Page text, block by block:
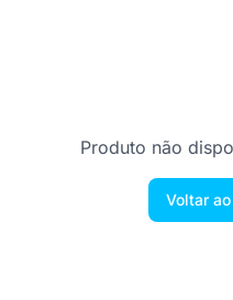
Produto não
Voltar